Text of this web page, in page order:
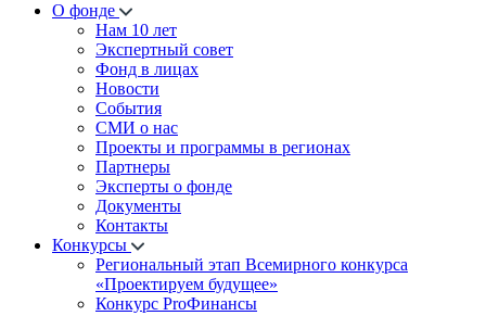
О фонде
Нам 10 лет
Экспертный совет
Фонд в лицах
Новости
События
СМИ о нас
Проекты и программы в регионах
Партнеры
Эксперты о фонде
Документы
Контакты
Конкурсы
Региональный этап Всемирного конкурса
«Проектируем будущее»
Конкурс ProФинансы